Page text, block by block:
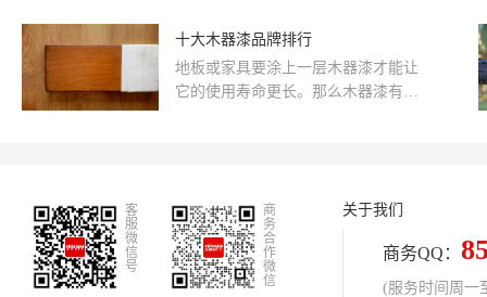
长的特点，进一步降低了使用成本和
不仅在外观上晶莹剔透，而且具备良
好的物理性能，成为现代照明设计中
十大木器漆品牌排行
地板或家具要涂上一层木器漆才能让
它的使用寿命更长。那么木器漆有哪
客
服
微
信
号
商
务
合
作
微
信
关于我们
商务QQ：
(服务时间周一